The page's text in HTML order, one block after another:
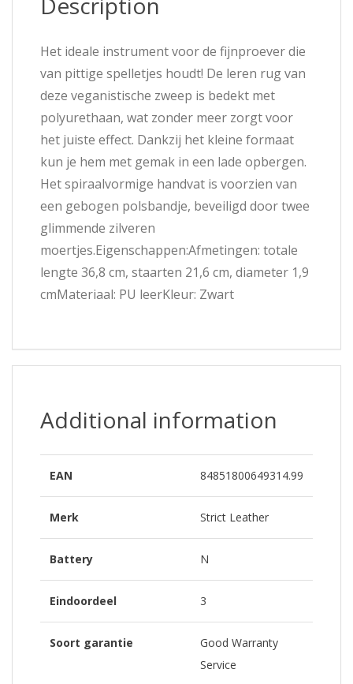
Het ideale instrument voor de fijnproever die
van pittige spelletjes houdt! De leren rug van
deze veganistische zweep is bedekt met
polyurethaan, wat zonder meer zorgt voor
het juiste effect. Dankzij het kleine formaat
kun je hem met gemak in een lade opbergen.
Het spiraalvormige handvat is voorzien van
een gebogen polsbandje, beveiligd door twee
glimmende zilveren
moertjes.Eigenschappen:Afmetingen: totale
lengte 36,8 cm, staarten 21,6 cm, diameter 1,9
cmMateriaal: PU leerKleur: Zwart
Additional information
EAN 84851800649314.99
Merk Strict Leather
Battery N
Eindoordeel 3
Soort garantie
Good Warranty
Service